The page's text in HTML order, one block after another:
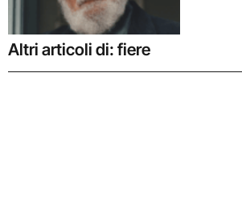
Altri articoli di: fiere